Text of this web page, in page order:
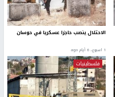
الاحتلال ينصب حاجزا عسكريا في حوسان
1 اسبوع.، 6 أيام ago
فلسطينيات